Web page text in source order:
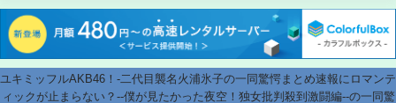
ユキミッフルAKB46！-二代目襲名火浦氷子の一同驚愕まとめ速報にロマンテ
ィックが止まらない？--僕が見たかった夜空！独女批判殺到激闘編--の一同驚